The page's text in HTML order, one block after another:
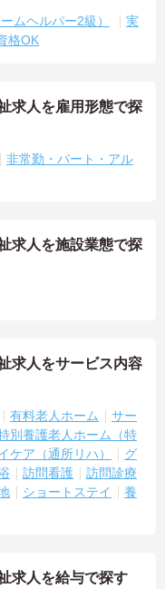
ムヘルパー2級）
実
格OK
求人を雇用形態で探
非常勤・パート・アル
求人を施設業態で探
求人をサービス内容
有料老人ホーム
サー
別養護老人ホーム（特
ケア（通所リハ）
グ
訪問看護
訪問診療
ショートステイ
養
求人を給与で探す